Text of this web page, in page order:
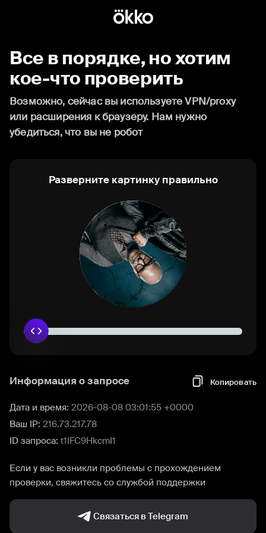
Все в порядке, но хотим
кое-что проверить
Возможно, сейчас вы используете VPN/proxy
или расширения к браузеру. Нам нужно
убедиться, что вы не робот
Разверните картинку правильно
Информация о запросе Копировать
Дата и время: 2026-08-08 03:01:55 +0000
Ваш IP: 216.73.217.78
ID запроса: t1IFC9HkcmI1
Если у вас возникли проблемы с прохождением
проверки, свяжитесь со службой поддержки
Связаться в Telegram